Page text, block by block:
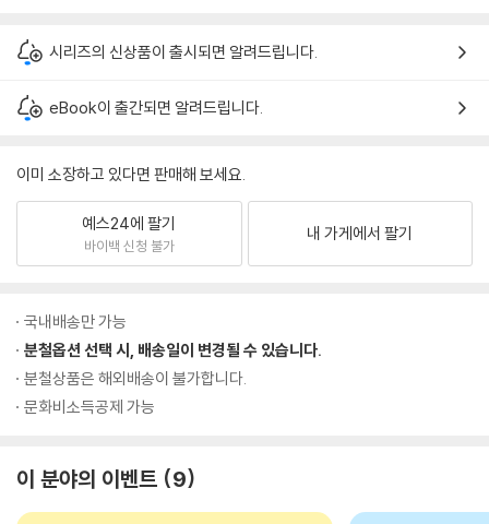
시리즈의 신상품이 출시되면 알려드립니다.
eBook이 출간되면 알려드립니다.
이미 소장하고 있다면 판매해 보세요.
예스24에 팔기
바이백 신청 불가
내 가게에서 팔기
국내배송만 가능
분철옵션 선택 시, 배송일이 변경될 수 있습니다.
분철상품은 해외배송이 불가합니다.
문화비소득공제 가능
이 분야의 이벤트 9